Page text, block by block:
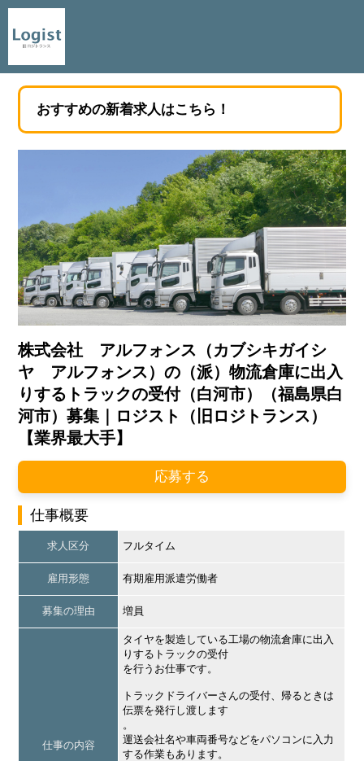
おすすめの新着求人はこちら！
株式会社 アルフォンス（カブシキガイシ
ヤ アルフォンス）の（派）物流倉庫に出入
りするトラックの受付（白河市）（福島県白
河市）募集｜ロジスト（旧ロジトランス）
【業界最大手】
応募する
仕事概要
求人区分 フルタイム
雇用形態 有期雇用派遣労働者
募集の理由 増員
仕事の内容
タイヤを製造している工場の物流倉庫に出入
りするトラックの受付
を行うお仕事です。
トラックドライバーさんの受付、帰るときは
伝票を発行し渡します
。
運送会社名や車両番号などをパソコンに入力
する作業もあります。